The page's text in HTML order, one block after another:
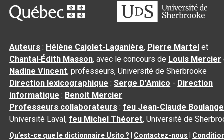
Auteurs : Hélène Cajolet-Laganière, Pierre Martel et
Chantal‑Édith Masson, avec le concours de Louis Mercier
Nadine Vincent, professeurs, Université de Sherbrooke
Direction lexicographique :Serge D’Amico - Direction
informatique : Benoit Mercier
Professeurs collaborateurs :feu Jean-Claude
Université Laval,feu Michel Théoret, Université de
Qu’est-ce que le dictionnaire Usito ? Contactez-nous